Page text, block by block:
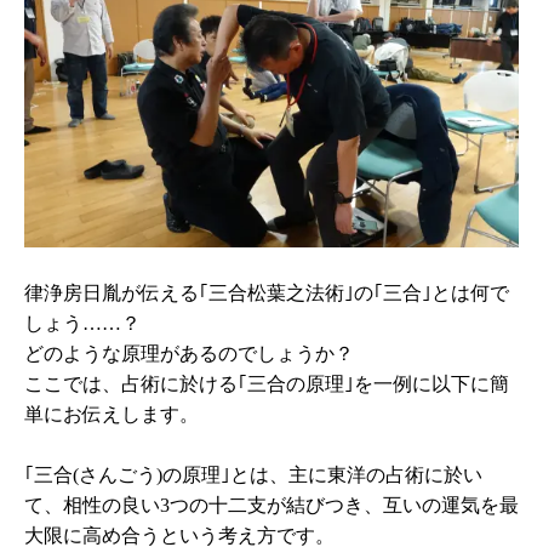
律浄房日胤が伝える｢三合松葉之法術｣の｢三合｣とは何で
しょう……？
どのような原理があるのでしょうか？
ここでは、占術に於ける｢三合の原理｣を一例に以下に簡
単にお伝えします。
｢三合(さんごう)の原理｣とは、主に東洋の占術に於い
て、相性の良い3つの十二支が結びつき、互いの運気を最
大限に高め合うという考え方です。